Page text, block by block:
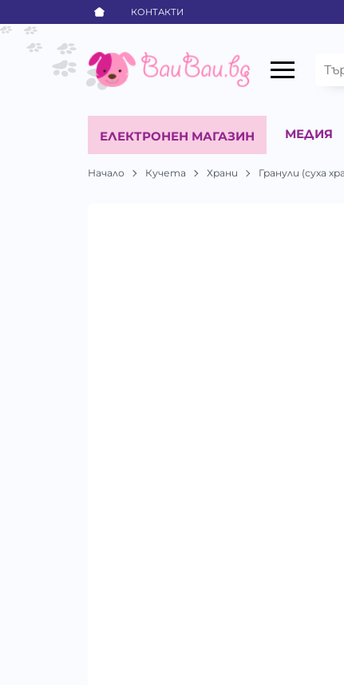
КОНТАКТИ
ЕЛЕКТРОНЕН МАГАЗИН МЕДИЯ
Начало Кучета Храни Гранули (суха